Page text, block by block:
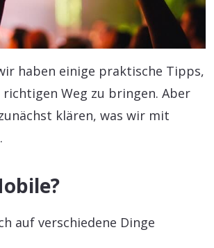
haben einige praktische Tipps,
richtigen Weg zu bringen. Aber
klären, was wir mit
auf verschiedene Dinge